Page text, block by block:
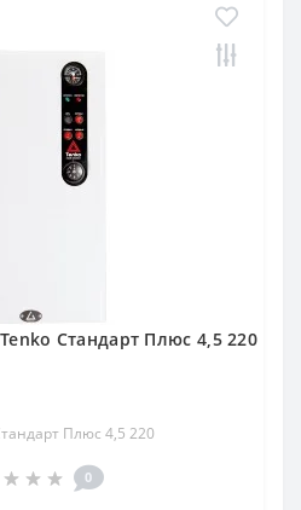
Стандарт Плюс 4,5 220
Плюс 4,5 220
0